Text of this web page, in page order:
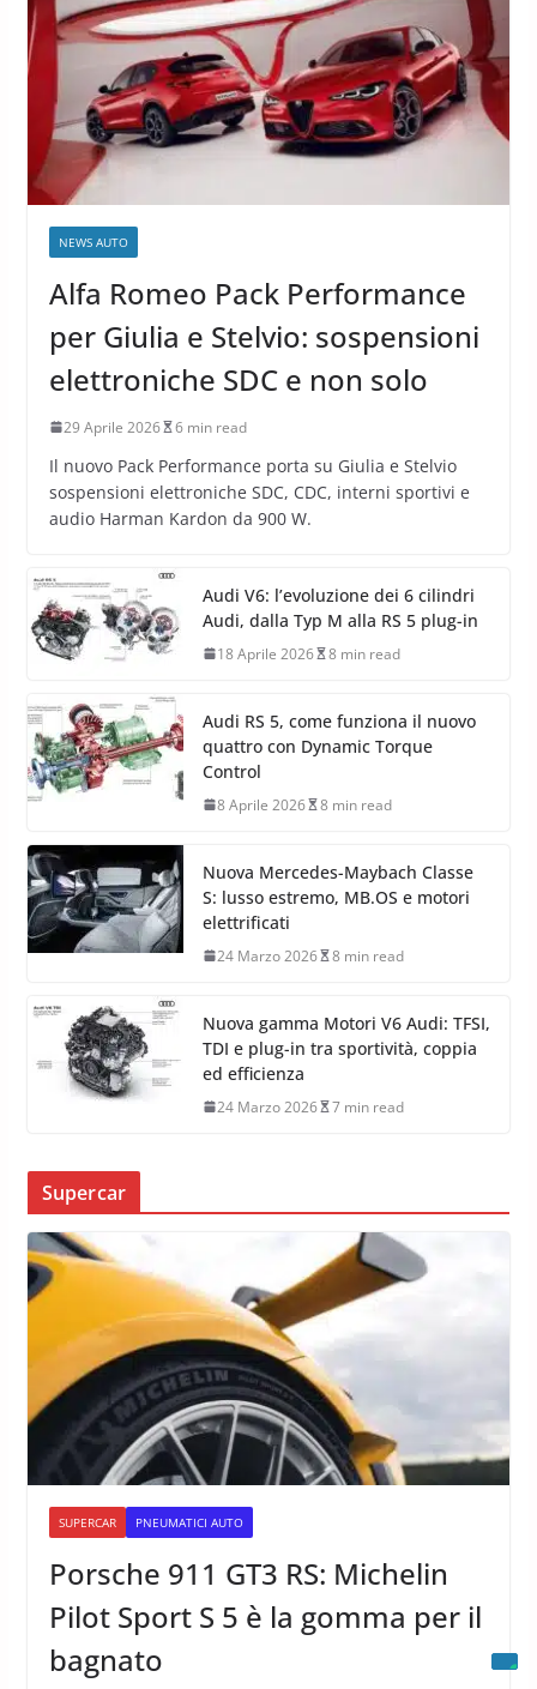
NEWS AUTO
Alfa Romeo Pack Performance
per Giulia e Stelvio: sospensioni
elettroniche SDC e non solo
29 Aprile 2026 6 min read
Il nuovo Pack Performance porta su Giulia e Stelvio
sospensioni elettroniche SDC, CDC, interni sportivi e
audio Harman Kardon da 900 W.
Audi V6: l’evoluzione dei 6 cilindri
Audi, dalla Typ M alla RS 5 plug-in
18 Aprile 2026 8 min read
Audi RS 5, come funziona il nuovo
quattro con Dynamic Torque
Control
8 Aprile 2026 8 min read
Nuova Mercedes-Maybach Classe
S: lusso estremo, MB.OS e motori
elettrificati
24 Marzo 2026 8 min read
Nuova gamma Motori V6 Audi: TFSI,
TDI e plug-in tra sportività, coppia
ed efficienza
24 Marzo 2026 7 min read
Supercar
SUPERCAR PNEUMATICI AUTO
Porsche 911 GT3 RS: Michelin
Pilot Sport S 5 è la gomma per il
bagnato